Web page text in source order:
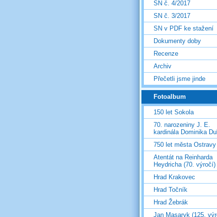
SN č. 4/2017
SN č. 3/2017
SN v PDF ke stažení
Dokumenty doby
Recenze
Archiv
Přečetli jsme jinde
Fotoalbum
150 let Sokola
70. narozeniny J. E.
kardinála Dominika
750 let města Ostravy
Atentát na Reinharda
Heydricha (70. výročí)
Hrad Krakovec
Hrad Točník
Hrad Žebrák
Jan Masaryk (125.